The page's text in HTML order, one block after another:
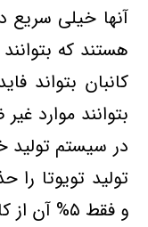
آنها خيلي سريع
هستند که
کانبان بتواند
بتوانند موارد
و فقط ۵% آن از کا‌بان تشکيل مي‌شود.»